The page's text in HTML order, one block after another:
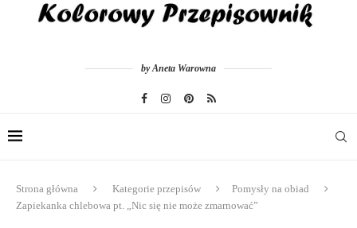
by Aneta Warowna
Strona główna Kategorie przepisów
Pomysły na obiad
Zapiekanka chlebowa pt. „Nic się nie może zmarnować”